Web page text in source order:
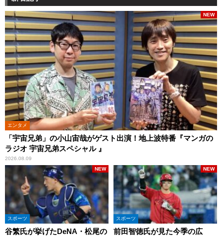
エンタメ
「宇宙兄弟」の小山宙哉がゲスト出演！地上波特番『マンガの
ラジオ 宇宙兄弟スペシャル 』
2026.08.09
NEW
スポーツ
谷繁氏が挙げたDeNA・松尾の
NEW
スポーツ
前田智徳氏が見た今季の広
NEW